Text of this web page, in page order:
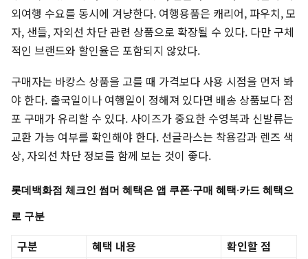
외여행 수요를 동시에 겨냥한다. 여행용품은 캐리어, 파우치, 모
자, 샌들, 자외선 차단 관련 상품으로 확장될 수 있다. 다만 구체
적인 브랜드와 할인율은 포함되지 않았다.
구매자는 바캉스 상품을 고를 때 가격보다 사용 시점을 먼저 봐
야 한다. 출국일이나 여행일이 정해져 있다면 배송 상품보다 점
포 구매가 유리할 수 있다. 사이즈가 중요한 수영복과 신발류는
교환 가능 여부를 확인해야 한다. 선글라스는 착용감과 렌즈 색
상, 자외선 차단 정보를 함께 보는 것이 좋다.
롯데백화점 체크인 썸머 혜택은 앱 쿠폰·구매 혜택·카드 혜택으
로 구분
구분 혜택 내용
확인할 점